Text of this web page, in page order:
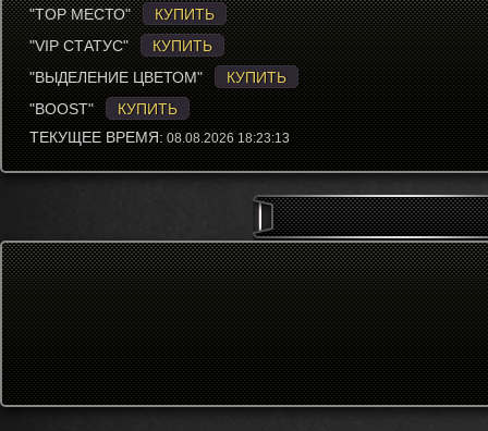
"TOP МЕСТО"
КУПИТЬ
"VIP СТАТУС"
КУПИТЬ
"ВЫДЕЛЕНИЕ ЦВЕТОМ"
КУПИТЬ
"BOOST"
КУПИТЬ
ТЕКУЩЕЕ ВРЕМЯ: 08.08.2026 18:23:13